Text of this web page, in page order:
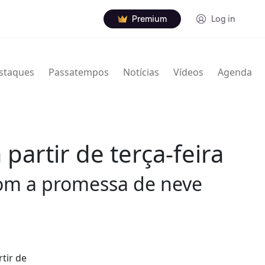
Premium Log in
Passatempos Notícias Vídeos Agenda
partir de terça-feira
a promessa de neve
de